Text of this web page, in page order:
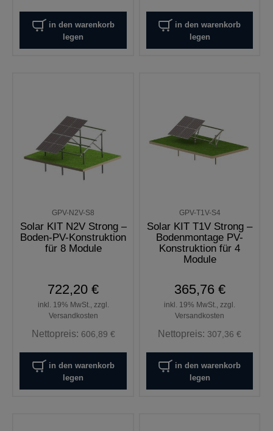
in den warenkorb
legen
in den warenkorb
legen
GPV-N2V-S8
Solar KIT N2V Strong –
Boden-PV-Konstruktion
für 8 Module
722,20 €
inkl. 19% MwSt., zzgl.
Versandkosten
Nettopreis: 606,89 €
in den warenkorb
legen
GPV-T1V-S4
Solar KIT T1V Strong –
Bodenmontage PV-
Konstruktion für 4
Module
365,76 €
inkl. 19% MwSt., zzgl.
Versandkosten
Nettopreis: 307,36 €
in den warenkorb
legen